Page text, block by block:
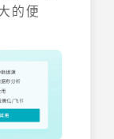
的便